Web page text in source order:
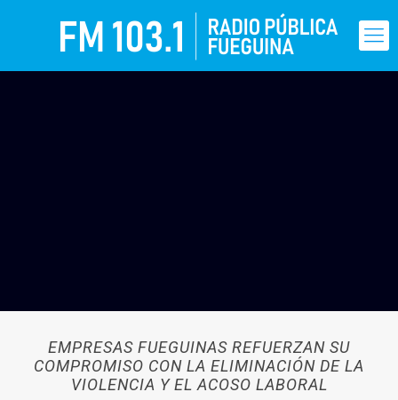
EMPRESAS FUEGUINAS REFUERZAN SU
COMPROMISO CON LA ELIMINACIÓN DE LA
VIOLENCIA Y EL ACOSO LABORAL